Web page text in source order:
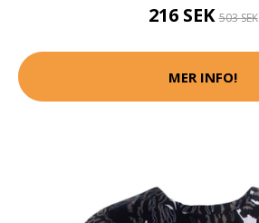
216 SEK503 SEK
MER INFO!